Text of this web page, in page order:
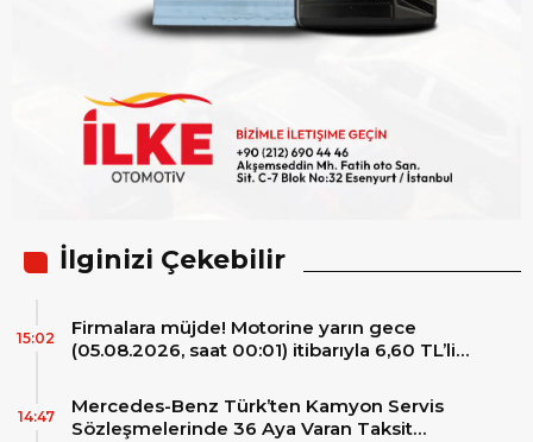
İlginizi Çekebilir
Firmalara müjde! Motorine yarın gece
(05.08.2026, saat 00:01) itibarıyla 6,60 TL’lik
15:02
Mercedes-Benz Türk’ten Kamyon Servis
Sözleşmelerinde 36 Aya Varan Taksit
14:47